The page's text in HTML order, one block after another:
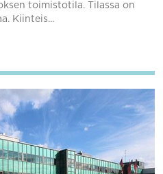
toimistotila. Tilassa on
Kiinteis...